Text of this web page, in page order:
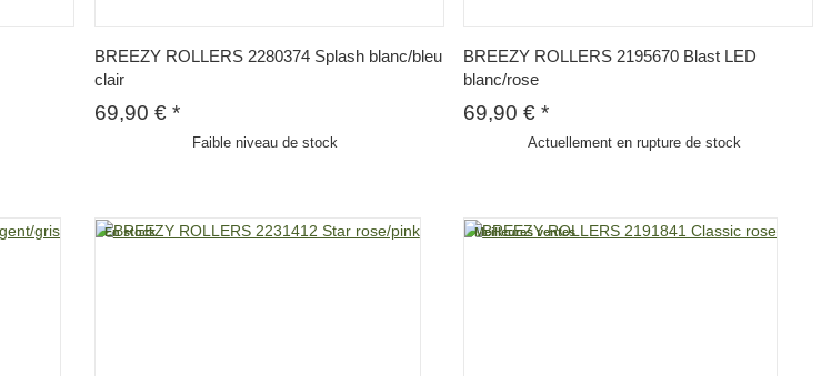
BREEZY ROLLERS 2280374 Splash blanc/bleu
clair
69,90 € *
Faible niveau de stock
BREEZY ROLLERS 2195670 Blast LED
blanc/rose
69,90 €*
Actuellement en rupture de stock
En stock Meilleures ventes